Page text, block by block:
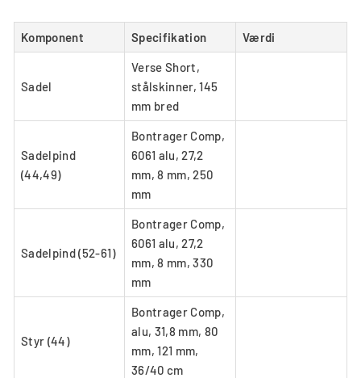
Komponent Specifikation Værdi
Sadel
Verse Short,
stålskinner, 145
mm bred
Sadelpind
(44,49)
Bontrager Comp,
6061 alu, 27,2
mm, 8 mm, 250
mm
Sadelpind (52-61)
Bontrager Comp,
6061 alu, 27,2
mm, 8 mm, 330
mm
Styr (44)
Bontrager Comp,
alu, 31,8 mm, 80
mm, 121 mm,
36/40 cm